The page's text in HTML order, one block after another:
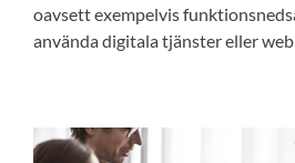
oavsett exempelvis
använda digitala tjänster eller